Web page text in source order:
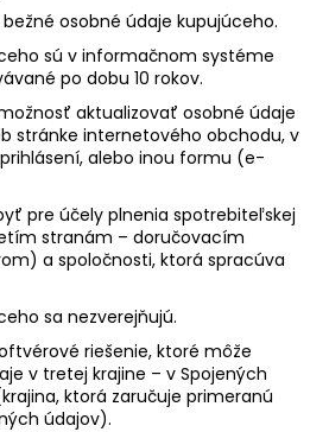
osobné údaje kupujúceho.
sú v informačnom systéme
po dobu 10 rokov.
aktualizovať osobné údaje
stránke internetového obchodu, v
alebo inou formu (e-
pre účely plnenia spotrebiteľskej
stranám – doručovacím
a spoločnosti, ktorá spracúva
sa nezverejňujú.
riešenie, ktoré môže
v tretej krajine – v Spojených
ktorá zaručuje primeranú
údajov).